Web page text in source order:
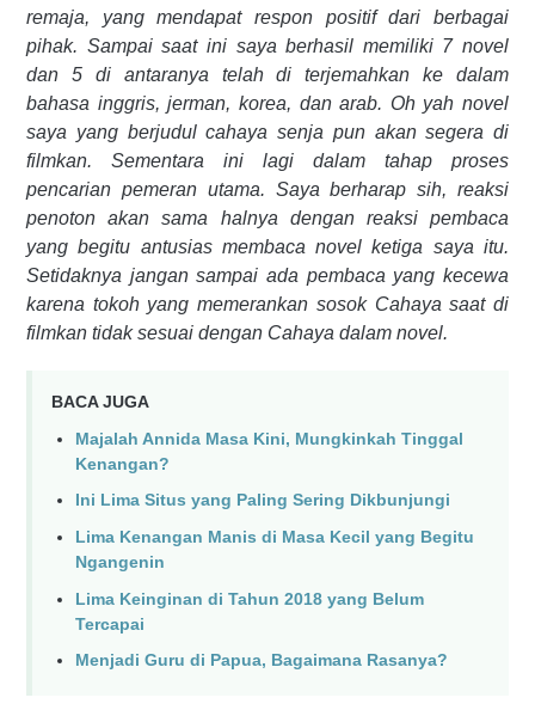
remaja, yang mendapat respon positif dari berbagai
pihak. Sampai saat ini saya berhasil memiliki 7 novel
dan 5 di antaranya telah di terjemahkan ke dalam
bahasa inggris, jerman, korea, dan arab. Oh yah novel
saya yang berjudul cahaya senja pun akan segera di
filmkan. Sementara ini lagi dalam tahap proses
pencarian pemeran utama. Saya berharap sih, reaksi
penoton akan sama halnya dengan reaksi pembaca
yang begitu antusias membaca novel ketiga saya itu.
Setidaknya jangan sampai ada pembaca yang kecewa
karena tokoh yang memerankan sosok Cahaya saat di
filmkan tidak sesuai dengan Cahaya dalam novel.
BACA JUGA
Majalah Annida Masa Kini, Mungkinkah Tinggal
Kenangan?
Ini Lima Situs yang Paling Sering Dikbunjungi
Lima Kenangan Manis di Masa Kecil yang Begitu
Ngangenin
Lima Keinginan di Tahun 2018 yang Belum
Tercapai
Menjadi Guru di Papua, Bagaimana Rasanya?